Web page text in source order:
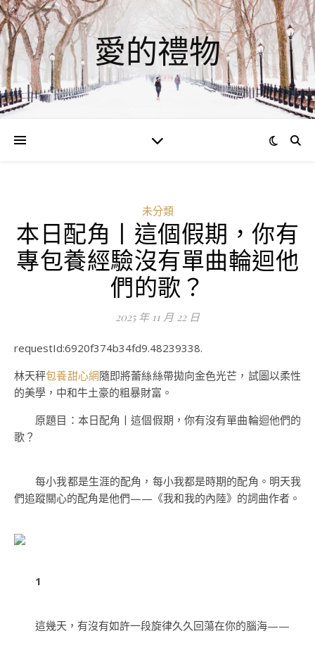
愛的禮物
未分類
本日配角丨這個假期，你有
專包養經驗沒有單曲輪迴他
們的歌？
2025 年 11 月 22 日
requestId:6920f374b34fd9.48239338.
林天秤包養甜心網隨即將蕾絲絲帶拋向金色光芒，試圖以柔性
的美學，中和牛土豪的粗暴財富。
原題目：本日配角丨這個假期，你有沒有單曲輪迴他們的
歌？
每小我都是生涯的配角，每小我都是時期的配角。明天我
們追蹤關心的配角是他們——《我和我的內陸》的詞曲作者。
1
這幾天，有沒有如許一段旋律久久回蕩在你的腦海——
0